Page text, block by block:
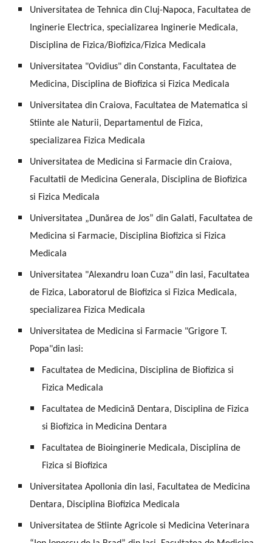
Universitatea de Tehnica din Cluj-Napoca, Facultatea de
Inginerie Electrica, specializarea Inginerie Medicala,
Disciplina de Fizica/Biofizica/Fizica Medicala
Universitatea "Ovidius" din Constanta, Facultatea de
Medicina, Disciplina de Biofizica si Fizica Medicala
Universitatea din Craiova, Facultatea de Matematica si
Stiinte ale Naturii, Departamentul de Fizica,
specializarea Fizica Medicala
Universitatea de Medicina si Farmacie din Craiova,
Facultatii de Medicina Generala, Disciplina de Biofizica
si Fizica Medicala
Universitatea „Dunărea de Jos” din Galati, Facultatea de
Medicina si Farmacie, Disciplina Biofizica si Fizica
Medicala
Universitatea "Alexandru Ioan Cuza" din Iasi, Facultatea
de Fizica, Laboratorul de Biofizica si Fizica Medicala,
specializarea Fizica Medicala
Universitatea de Medicina si Farmacie "Grigore T.
Popa"din Iasi:
Facultatea de Medicina, Disciplina de Biofizica si
Fizica Medicala
Facultatea de Medicină Dentara, Disciplina de Fizica
si Biofizica in Medicina Dentara
Facultatea de Bioinginerie Medicala, Disciplina de
Fizica si Biofizica
Universitatea Apollonia din Iasi, Facultatea de Medicina
Dentara, Disciplina Biofizica Medicala
Universitatea de Stiinte Agricole si Medicina Veterinara